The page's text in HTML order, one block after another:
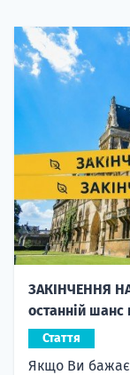
ЗАКІНЧЕННЯ
останній шанс
Стаття
Якщо Ви